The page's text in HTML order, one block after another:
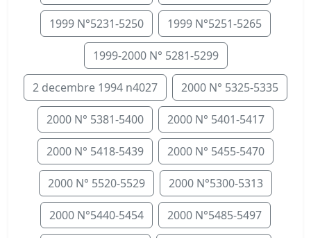
1999 N°5231-5250 1999 N°5251-5265
1999-2000 N° 5281-5299
2 decembre 1994 n4027 2000 N° 5325-5335
2000 N° 5381-5400 2000 N° 5401-5417
2000 N° 5418-5439 2000 N° 5455-5470
2000 N° 5520-5529 2000 N°5300-5313
2000 N°5440-5454 2000 N°5485-5497